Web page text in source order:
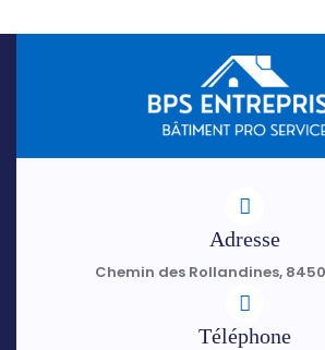
Adresse
Chemin des Rollandines,
Téléphone